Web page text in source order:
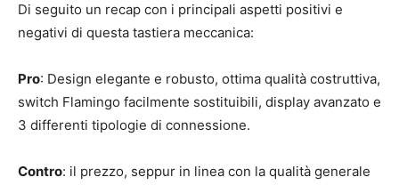
Di seguito un recap con i principali aspetti positivi e
negativi di questa tastiera meccanica:
Pro: Design elegante e robusto, ottima qualità costruttiva,
switch Flamingo facilmente sostituibili, display avanzato e
3 differenti tipologie di connessione.
Contro: il prezzo, seppur in linea con la qualità generale